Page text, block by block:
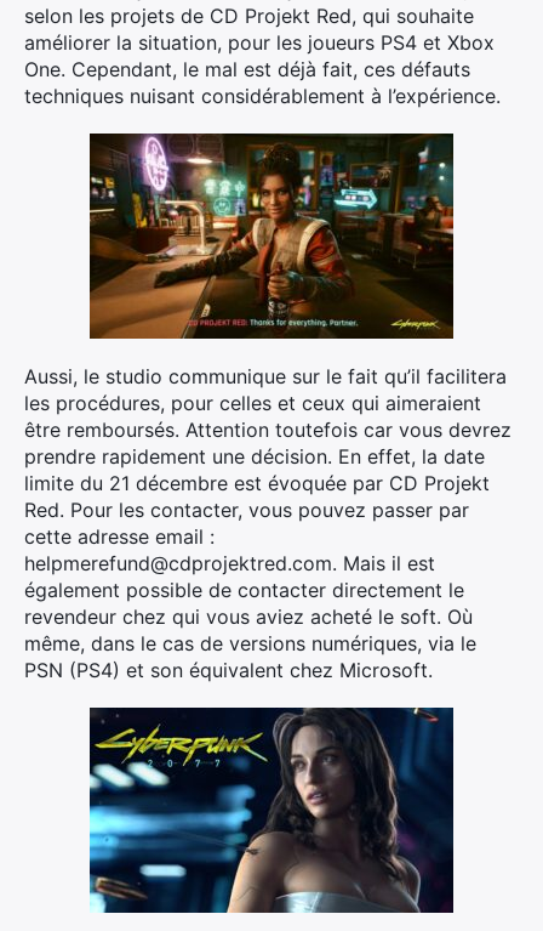
selon les projets de CD Projekt Red, qui souhaite
améliorer la situation, pour les joueurs PS4 et Xbox
One. Cependant, le mal est déjà fait, ces défauts
techniques nuisant considérablement à l’expérience.
Aussi, le studio communique sur le fait qu’il facilitera
les procédures, pour celles et ceux qui aimeraient
être remboursés. Attention toutefois car vous devrez
prendre rapidement une décision. En effet, la date
limite du 21 décembre est évoquée par CD Projekt
Red. Pour les contacter, vous pouvez passer par
cette adresse email :
helpmerefund@cdprojektred.com. Mais il est
également possible de contacter directement le
revendeur chez qui vous aviez acheté le soft. Où
même, dans le cas de versions numériques, via le
PSN (PS4) et son équivalent chez Microsoft.